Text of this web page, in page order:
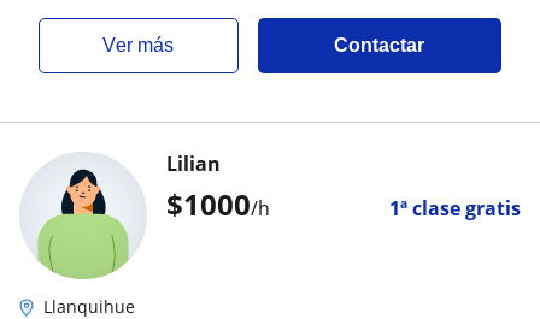
ver más Contactar
$1000/h 1ª clase gratis
Lilian
Llanquihue